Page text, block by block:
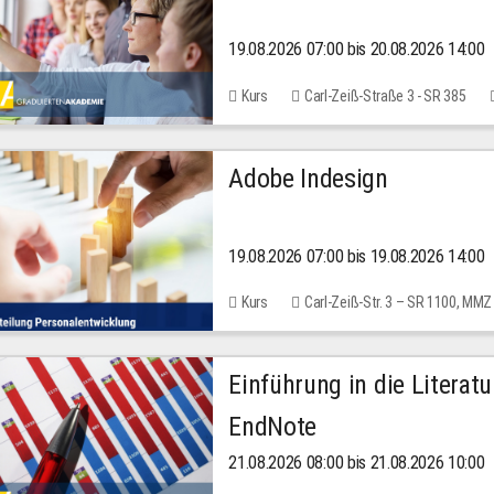
19.08.2026 07:00 bis 20.08.2026 14:00
Kurs Carl-Zeiß-Straße 3 - SR 385
Adobe Indesign
19.08.2026 07:00 bis 19.08.2026 14:00
Kurs Carl-Zeiß-Str. 3 – SR 1100, MMZ
Einführung in die
EndNote
21.08.2026 08:00 bis 21.08.2026 10:00